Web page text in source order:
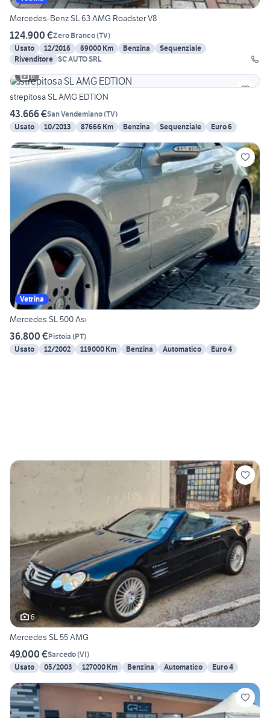
Mercedes-Benz SL 63 AMG Roadster V8
124.900 €Zero Branco(TV)
Usato
12/2016 69000 Km Benzina
Sequenziale
Rivenditore SC AUTO SRL
6
strepitosa SL AMG EDTION
43.666 €San Vendemiano(TV)
Usato
10/2013 87666 Km Benzina Sequenziale Euro 6
Vetrina
Mercedes SL 500 Asi
36.800 €Pistoia (PT)
Usato
12/2002 119000 Km Benzina Automatico Euro 4
6
Mercedes SL 55 AMG
49.000 €Sarcedo(VI)
Usato
05/2003 127000 Km Benzina Automatico Euro 4